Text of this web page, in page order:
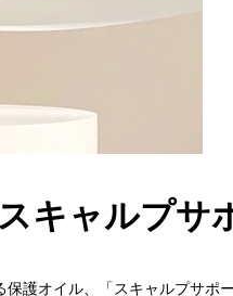
キャルプサ
保護オイル
「スキャルプサポ